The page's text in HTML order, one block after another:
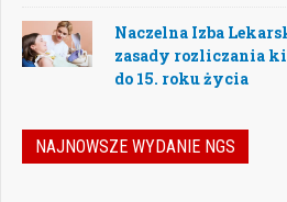
Naczelna Izba
zasady rozliczania
do 15. roku życia
NAJNOWSZE WYDANIE NGS